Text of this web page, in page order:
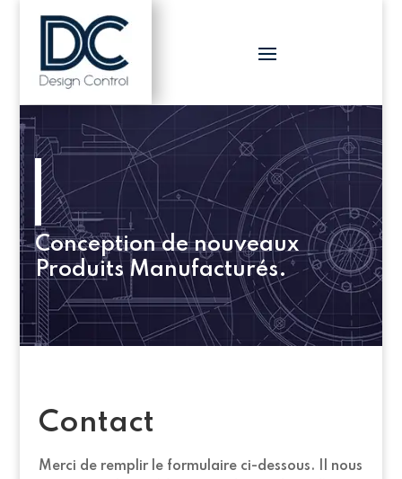
Conception de nouveaux
Produits Manufacturés.
Contact
Merci de remplir le formulaire ci-dessous. Il nous